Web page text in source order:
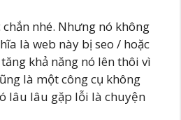
chắn nhé. Nhưng nó không
là web này bị seo / hoặc
khả năng nó lên thôi vì
là một công cụ không
lâu lâu gặp lỗi là chuyện